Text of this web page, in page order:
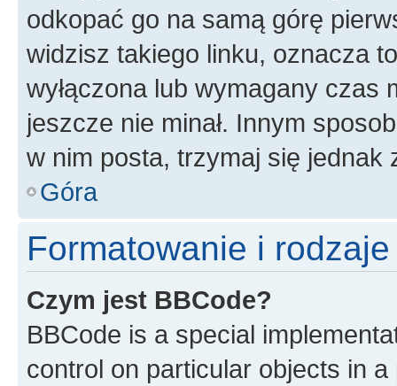
odkopać go na samą górę
widzisz takiego linku, oznacza
wyłączona lub wymagany czas
jeszcze nie minał. Innym
w nim posta, trzymaj się jednak
Góra
Formatowanie i
Czym jest BBCode?
BBCode is a special
control on particular objects in